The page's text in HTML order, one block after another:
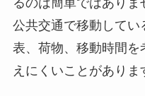
るのは簡単ではありま
公共交通で移動してい
表、荷物、移動時間
えにくいことがありま